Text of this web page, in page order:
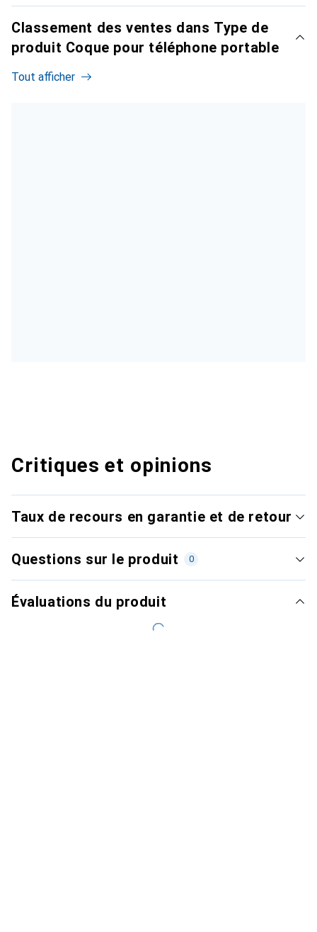
Classement des ventes dans Type de
produit Coque pour téléphone portable
Tout afficher
Critiques et opinions
Taux de recours en garantie et de retour
Questions sur le produit 0
Évaluations du produit